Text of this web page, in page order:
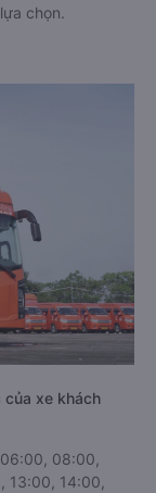
chọn.
xe khách
08:00,
13:00, 14:00,